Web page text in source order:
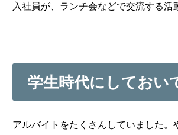
入社員が、ランチ会などで交流する活
学生時代にしておい
アルバイトをたくさんしていました。